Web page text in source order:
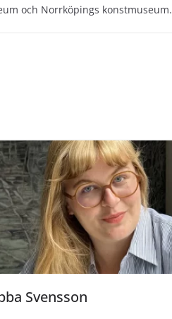
och Norrköpings konstmuseum.
Svensson